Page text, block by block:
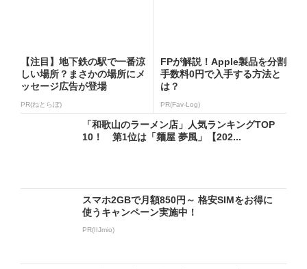
【注目】地下鉄の駅で一番涼
しい場所？まさかの場所にメ
ッセージ広告が登場
PR(ねとらぼ)
FPが解説！Apple製品を分割
手数料0円で入手する方法と
は？
PR(Fav-Log)
「和歌山のラーメン店」人気ランキングTOP
10！ 第1位は「麺屋 夢風」【202...
スマホ2GBで月額850円～ 格安SIMをお得に
使うキャンペーン実施中！
PR(IIJmio)